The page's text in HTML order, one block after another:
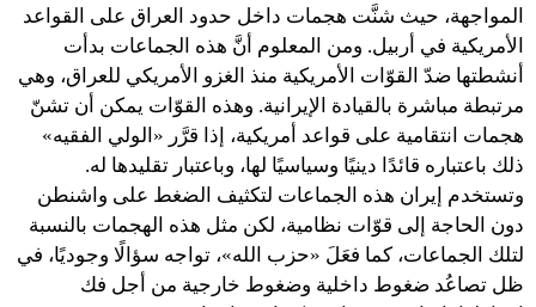
المواجهة، حيث شنَّت هجمات داخل حدود العراق على القواعد
الأمريكية في أربيل. ومن المعلوم أنَّ هذه الجماعات بدأت
أنشطتها ضدّ القوّات الأمريكية منذ الغزو الأمريكي للعراق، وهي
مرتبطة مباشرة بالقيادة الإيرانية. وهذه القوّات يمكن أن تشنّ
هجمات انتقامية على قواعد أمريكية، إذا قرَّر «الولي الفقيه»
ذلك باعتباره قائدًا دينيًا وسياسيًا لها، وباعتبار تقليدها له.
وتستخدم إيران هذه الجماعات لتكثيف الضغط على واشنطن
دون الحاجة إلى قوّات نظامية، لكن مثل هذه الهجمات بالنسبة
لتلك الجماعات، كما فعَلَ «حزب الله»، تواجه سؤالًا وجوديًا، في
ظل تصاعُد ضغوط داخلية وضغوط خارجية من أجل فك